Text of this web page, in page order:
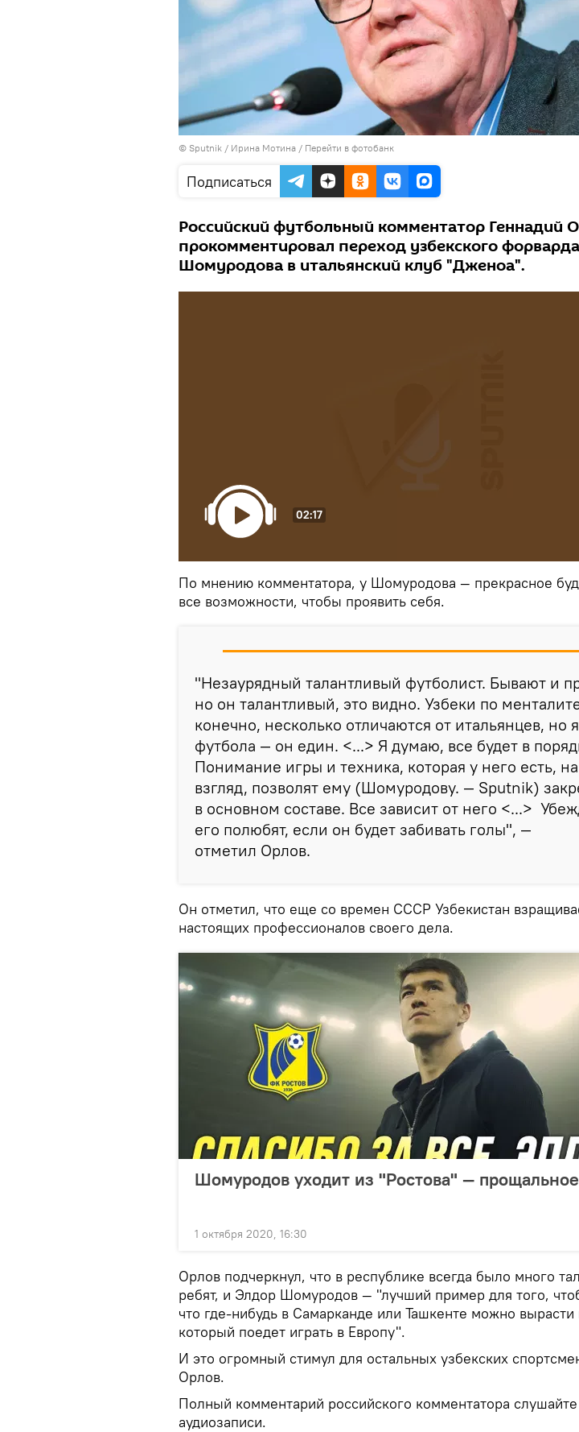
© Sputnik / Ирина Мотина / Перейти в фотобанк
Подписаться
Российский футбольный комментатор Геннадий
прокомментировал переход узбекского
Шомуродова в итальянский клуб "Дженоа".
02:17
По мнению комментатора, у Шомуродова — прекрасное
все возможности, чтобы проявить себя.
"Незаурядный талантливый футболист. Бывают и
но он талантливый, это видно. Узбеки по
конечно, несколько отличаются от итальянцев, но
футбола — он един. <...> Я думаю, все будет в
Понимание игры и техника, которая у него есть,
взгляд, позволят ему (Шомуродову. — Sputnik)
в основном составе. Все зависит от него <...>
его полюбят, если он будет забивать голы", —
отметил Орлов.
Он отметил, что еще со времен СССР Узбекистан
настоящих профессионалов своего дела.
Шомуродов уходит из "Ростова" —
1 октября 2020, 16:30
Орлов подчеркнул, что в республике всегда было много
ребят, и Элдор Шомуродов — "лучший пример для того,
что где-нибудь в Самарканде или Ташкенте можно вырасти
который поедет играть в Европу".
И это огромный стимул для остальных узбекских
Орлов.
Полный комментарий российского комментатора
аудиозаписи.